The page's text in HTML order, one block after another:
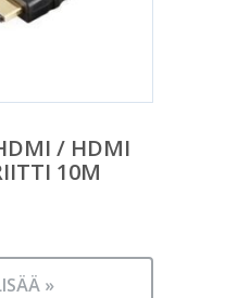
/ HDMI
10M
»